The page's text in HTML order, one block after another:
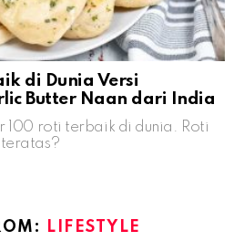
di Dunia Versi
Butter Naan dari India
100 roti terbaik di dunia. Roti
teratas?
LIFESTYLE